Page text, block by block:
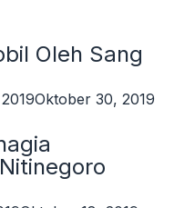
Oleh Sang
Oktober 30, 2019